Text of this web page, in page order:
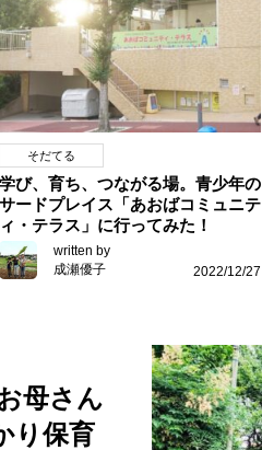
そだてる
学び、育ち、つながる場。青少年の
サードプレイス「あおばコミュニテ
ィ・テラス」に行ってみた！
written by
成瀬優子
2022/12/27
母さん
り保育